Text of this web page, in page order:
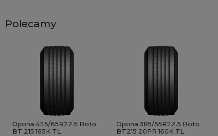
Polecamy
Opona 425/65R22.5 Boto
BT 215 165K TL
Opona 385/55R22.5 Boto
BT215 20PR 160K TL